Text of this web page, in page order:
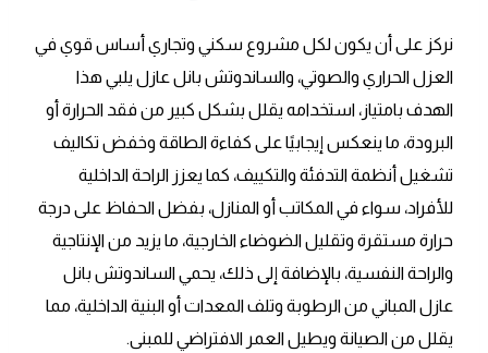
نركز على أن يكون لكل مشروع سكني وتجاري أساس قوي في
العزل الحراري والصوتي، والساندوتش بانل عازل يلبي هذا
الهدف بامتياز، استخدامه يقلل بشكل كبير من فقد الحرارة أو
البرودة، ما ينعكس إيجابيًا على كفاءة الطاقة وخفض تكاليف
تشغيل أنظمة التدفئة والتكييف، كما يعزز الراحة الداخلية
للأفراد، سواء في المكاتب أو المنازل، بفضل الحفاظ على درجة
حرارة مستقرة وتقليل الضوضاء الخارجية، ما يزيد من الإنتاجية
والراحة النفسية، بالإضافة إلى ذلك، يحمي الساندوتش بانل
عازل المباني من الرطوبة وتلف المعدات أو البنية الداخلية، مما
يقلل من الصيانة ويطيل العمر الافتراضي للمبنى.